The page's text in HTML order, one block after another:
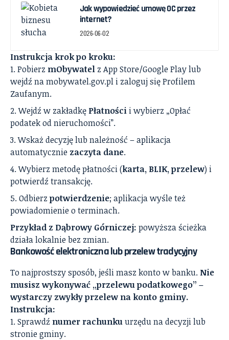
Jak wypowiedzieć umowę OC przez
internet?
2026-06-02
Instrukcja krok po kroku:
Pobierz mObywatel z App Store/Google Play lub
wejdź na mobywatel.gov.pl i zaloguj się Profilem
Zaufanym.
Wejdź w zakładkę Płatności i wybierz „Opłać
podatek od nieruchomości”.
Wskaż decyzję lub należność – aplikacja
automatycznie zaczyta dane.
Wybierz metodę płatności (karta, BLIK, przelew) i
potwierdź transakcję.
Odbierz potwierdzenie; aplikacja wyśle też
powiadomienie o terminach.
Przykład z Dąbrowy Górniczej: powyższa ścieżka
działa lokalnie bez zmian.
Bankowość elektroniczna lub przelew tradycyjny
To najprostszy sposób, jeśli masz konto w banku. Nie
musisz wykonywać „przelewu podatkowego” –
wystarczy zwykły przelew na konto gminy.
Instrukcja:
Sprawdź numer rachunkuurzędu na decyzji lub
stronie gminy.